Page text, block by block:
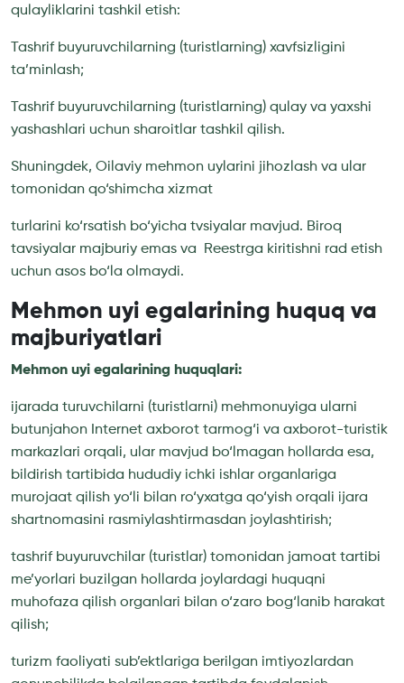
qulayliklarini tashkil etish:
Tashrif buyuruvchilarning (turistlarning) xavfsizligini
ta’minlash;
Tashrif buyuruvchilarning (turistlarning) qulay va yaxshi
yashashlari uchun sharoitlar tashkil qilish.
Shuningdek, Oilaviy mehmon uylarini jihozlash va ular
tomonidan qo‘shimcha xizmat
turlarini ko‘rsatish bo‘yicha tvsiyalar mavjud. Biroq
tavsiyalar majburiy emas va Reestrga kiritishni rad etish
uchun asos bo‘la olmaydi.
Mehmon uyi egalarining huquq va
majburiyatlari
Mehmon uyi egalarining huquqlari:
ijarada turuvchilarni (turistlarni) mehmonuyiga ularni
butunjahon Internet axborot tarmog‘i va axborot-turistik
markazlari orqali, ular mavjud bo‘lmagan hollarda esa,
bildirish tartibida hududiy ichki ishlar organlariga
murojaat qilish yo‘li bilan ro‘yxatga qo‘yish orqali ijara
shartnomasini rasmiylashtirmasdan joylashtirish;
tashrif buyuruvchilar (turistlar) tomonidan jamoat tartibi
me’yorlari buzilgan hollarda joylardagi huquqni
muhofaza qilish organlari bilan o‘zaro bog‘lanib harakat
qilish;
turizm faoliyati sub’ektlariga berilgan imtiyozlardan